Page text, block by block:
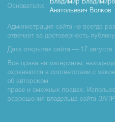
Основатели:
Владимир
Анатольевич Волков
Администрация сайта не всегда
отвечает за достоверность
Дата открытия сайта — 17 августа
Все права на материалы,
охраняются в соответствии с
об авторском
праве и смежных правах.
разрешения владельца сайта